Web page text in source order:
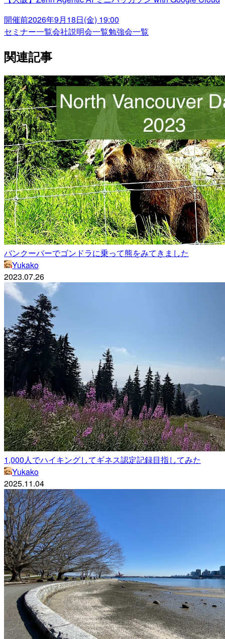
開催前2026年9月18日(金) 19:00
セミナー一覧会社説明会一覧勉強会一覧
関連記事
バンクーバーでゴンドラに乗って熊をみてきました
Yukako
2023.07.26
1,000人でハイキングしてギネス認定記録目指してみた
Yukako
2025.11.04